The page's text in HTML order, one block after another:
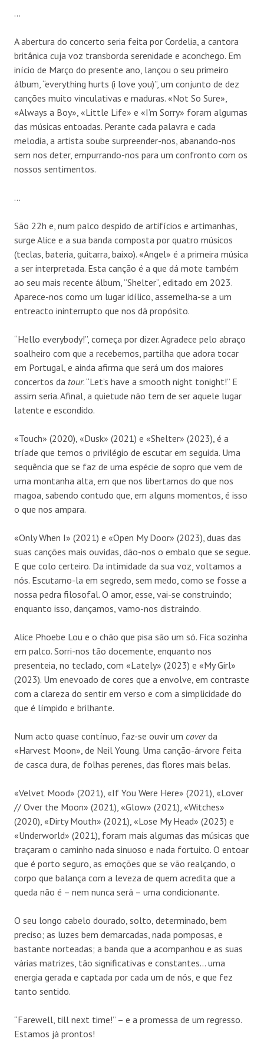
…
A abertura do concerto seria feita por Cordelia, a cantora
britânica cuja voz transborda serenidade e aconchego. Em
início de Março do presente ano, lançou o seu primeiro
álbum, “everything hurts (i love you)”, um conjunto de dez
canções muito vinculativas e maduras. «Not So Sure»,
«Always a Boy», «Little Life» e «I’m Sorry» foram algumas
das músicas entoadas. Perante cada palavra e cada
melodia, a artista soube surpreender-nos, abanando-nos
sem nos deter, empurrando-nos para um confronto com os
nossos sentimentos.
…
São 22h e, num palco despido de artifícios e artimanhas,
surge Alice e a sua banda composta por quatro músicos
(teclas, bateria, guitarra, baixo). «Angel» é a primeira música
a ser interpretada. Esta canção é a que dá mote também
ao seu mais recente álbum, “Shelter”, editado em 2023.
Aparece-nos como um lugar idílico, assemelha-se a um
entreacto ininterrupto que nos dá propósito.
“Hello everybody!”, começa por dizer. Agradece pelo abraço
soalheiro com que a recebemos, partilha que adora tocar
em Portugal, e ainda afirma que será um dos maiores
concertos da tour. “Let’s have a smooth night tonight!” E
assim seria. Afinal, a quietude não tem de ser aquele lugar
latente e escondido.
«Touch» (2020), «Dusk» (2021) e «Shelter» (2023), é a
tríade que temos o privilégio de escutar em seguida. Uma
sequência que se faz de uma espécie de sopro que vem de
uma montanha alta, em que nos libertamos do que nos
magoa, sabendo contudo que, em alguns momentos, é isso
o que nos ampara.
«Only When I» (2021) e «Open My Door» (2023), duas das
suas canções mais ouvidas, dão-nos o embalo que se segue.
E que colo certeiro. Da intimidade da sua voz, voltamos a
nós. Escutamo-la em segredo, sem medo, como se fosse a
nossa pedra filosofal. O amor, esse, vai-se construindo;
enquanto isso, dançamos, vamo-nos distraindo.
Alice Phoebe Lou e o chão que pisa são um só. Fica sozinha
em palco. Sorri-nos tão docemente, enquanto nos
presenteia, no teclado, com «Lately» (2023) e «My Girl»
(2023). Um enevoado de cores que a envolve, em contraste
com a clareza do sentir em verso e com a simplicidade do
que é límpido e brilhante.
Num acto quase contínuo, faz-se ouvir um coverda
«Harvest Moon», de Neil Young. Uma canção-árvore feita
de casca dura, de folhas perenes, das flores mais belas.
«Velvet Mood» (2021), «If You Were Here» (2021), «Lover
// Over the Moon» (2021), «Glow» (2021), «Witches»
(2020), «Dirty Mouth» (2021), «Lose My Head» (2023) e
«Underworld» (2021), foram mais algumas das músicas que
traçaram o caminho nada sinuoso e nada fortuito. O entoar
que é porto seguro, as emoções que se vão realçando, o
corpo que balança com a leveza de quem acredita que a
queda não é – nem nunca será – uma condicionante.
O seu longo cabelo dourado, solto, determinado, bem
preciso; as luzes bem demarcadas, nada pomposas, e
bastante norteadas; a banda que a acompanhou e as suas
várias matrizes, tão significativas e constantes… uma
energia gerada e captada por cada um de nós, e que fez
tanto sentido.
“Farewell, till next time!” – e a promessa de um regresso.
Estamos já prontos!